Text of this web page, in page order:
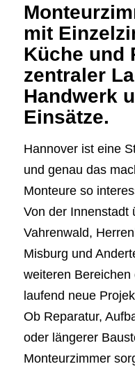
mit
Küche und
zentraler
Handwerk
Einsätze.
Hannover ist eine
und genau das
Monteure so
Von der Innenstadt
Vahrenwald,
Misburg und
weiteren
laufend neue
Ob Reparatur,
oder längerer
Monteurzimmer